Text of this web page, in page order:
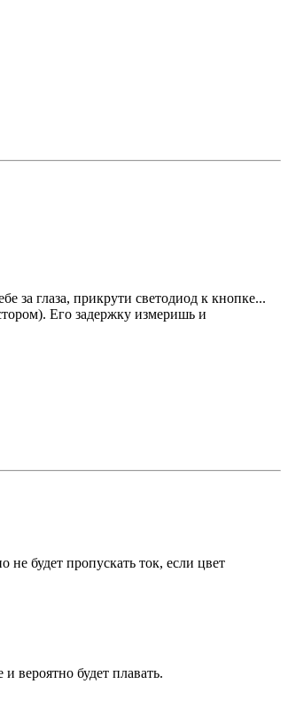
за глаза, прикрути светодиод к кнопке...
Его задержку измеришь и
будет пропускать ток, если цвет
вероятно будет плавать.